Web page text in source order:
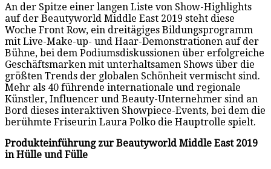
An der Spitze einer langen Liste von Show-Highlights
auf der Beautyworld Middle East 2019 steht diese
Woche Front Row, ein dreitägiges Bildungsprogramm
mit Live-Make-up- und Haar-Demonstrationen auf der
Bühne, bei dem Podiumsdiskussionen über erfolgreiche
Geschäftsmarken mit unterhaltsamen Shows über die
größten Trends der globalen Schönheit vermischt sind.
Mehr als 40 führende internationale und regionale
Künstler, Influencer und Beauty-Unternehmer sind an
Bord dieses interaktiven Showpiece-Events, bei dem die
berühmte Friseurin Laura Polko die Hauptrolle spielt.
Produkteinführung zur Beautyworld Middle East 2019
in Hülle und Fülle